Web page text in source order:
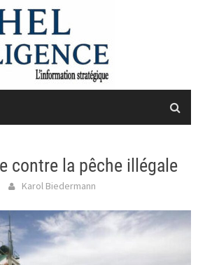
contre la pêche illégale
Karol Biedermann